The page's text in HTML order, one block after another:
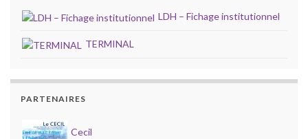
LDH – Fichage institutionnel
TERMINAL
PARTENAIRES
Cecil